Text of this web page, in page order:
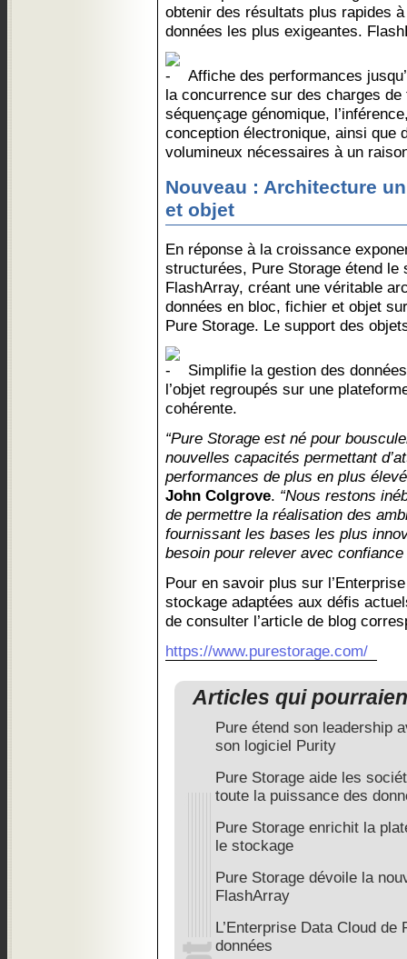
obtenir des résultats plus rapides
données les plus exigeantes.
Affiche des performances
la concurrence sur des charges
séquençage génomique,
conception électronique, ainsi que
volumineux nécessaires à un
Nouveau : Architecture
et objet
En réponse à la croissance
structurées, Pure Storage étend le
FlashArray, créant une véritable
données en bloc, fichier et objet
Pure Storage. Le support des
Simplifie la gestion des
l’objet regroupés sur une
cohérente.
“Pure Storage est né pour
nouvelles capacités permettant
performances de plus en plus
John Colgrove. “Nous restons
de permettre la réalisation des
fournissant les bases les plus
besoin pour relever avec
Pour en savoir plus sur
stockage adaptées aux défis
de consulter l’article de blog
https://www.purestorage.com/
Articles qui
Pure étend son leadership
son logiciel Purity
Pure Storage aide les
toute la puissance des
Pure Storage enrichit la
le stockage
Pure Storage dévoile la
FlashArray
L’Enterprise Data Cloud
données